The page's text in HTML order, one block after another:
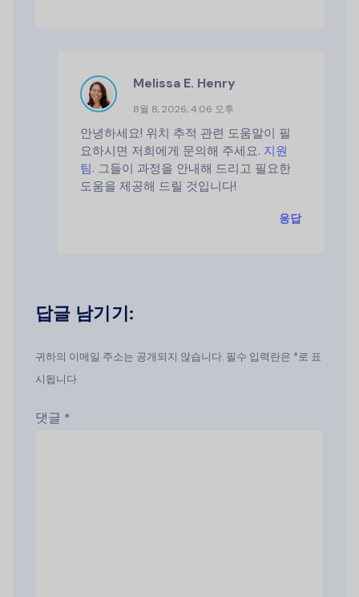
Melissa E. Henry
8월 8, 2026, 4:06 오후
안녕하세요! 위치 추적 관련 도움말이 필
요하시면 저희에게 문의해 주세요. 지원
팀. 그들이 과정을 안내해 드리고 필요한
도움을 제공해 드릴 것입니다!
응답
답글 남기기:
귀하의 이메일 주소는 공개되지 않습니다. 필수 입력란은 *로 표
시됩니다.
댓글 *